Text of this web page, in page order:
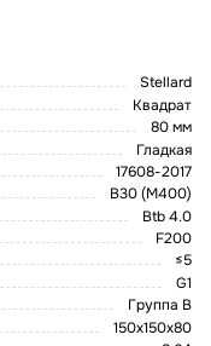
Stellard
Квадрат
80 мм
Гладкая
17608-2017
В30 (М400)
Btb 4.0
F200
≤5
G1
Группа В
150х150х80